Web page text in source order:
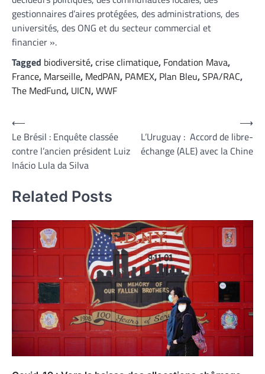
gestionnaires d’aires protégées, des administrations, des
universités, des ONG et du secteur commercial et
financier ».
Tagged biodiversité,crise climatique, Fondation Mava,
France, Marseille, MedPAN, PAMEX, Plan Bleu,SPA/RAC,
The MedFund, UICN,WWF
Navigation
de
l’article
⟵
Le Brésil : Enquête classée
contre l’ancien président Luiz
Inácio Lula da Silva
L’Uruguay : Accord de libre-
échange (ALE) avec la Chine
⟶
Related Posts